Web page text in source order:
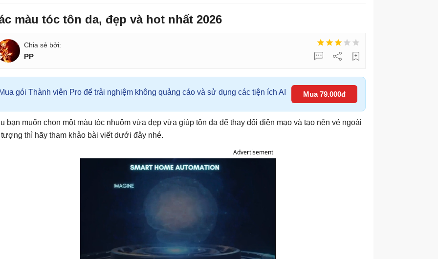
màu tóc tôn da, đẹp và hot nhất 2026
PP
gói Thành viên Pro để trải nghiệm không quảng cáo và sử dụng các tiện ích AI Mua 79.000đ
bạn muốn chọn một màu tóc nhuộm vừa đẹp vừa giúp tôn da để thay đổi diện mạo và tạo nên vẻ ngoài
thì hãy tham khảo bài viết dưới đây nhé.
Advertisement